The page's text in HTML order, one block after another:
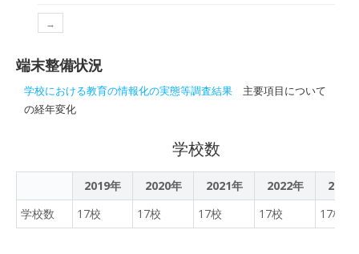
し、パソコン操作基礎・タ
（プログラミング的思考の
対象はこの小学生向け体験
会に限られます。
１２日。効果的な学習を継
ロボットを使って自分でタ
た。目的のところまで動か
回も繰り返しながらいい方
法を考えて取り組んでいま
した。
後の取組について指導助言
をいただきました。 高田高
ます！
→
端末整備状況
学校における教育の情報化の実態等調査結果 主要項目について
の経年変化
学校数
2019年 2020年 2021年 2022年
2023
学校数
17校 17校 17校 17校 17校